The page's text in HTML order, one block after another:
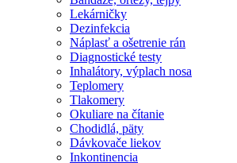
Lekárničky
Dezinfekcia
Náplasť a ošetrenie rán
Diagnostické testy
Inhalátory, výplach nosa
Teplomery
Tlakomery
Okuliare na čítanie
Chodidlá, päty
Dávkovače liekov
Inkontinencia